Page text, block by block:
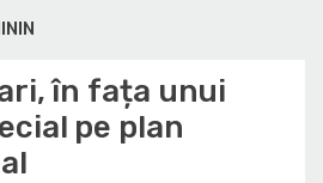
în fața unui
pe plan